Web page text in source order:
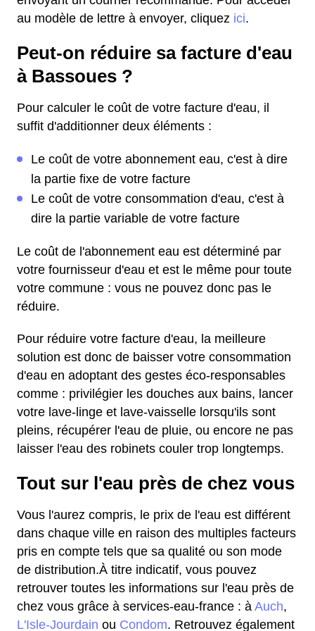
au modèle de lettre à envoyer, cliquez ici.
Peut-on réduire sa facture d'eau
à Bassoues ?
Pour calculer le coût de votre facture d'eau, il
suffit d'additionner deux éléments :
Le coût de votre abonnement eau, c'est à dire
la partie fixe de votre facture
Le coût de votre consommation d'eau, c'est à
dire la partie variable de votre facture
Le coût de l'abonnement eau est déterminé par
votre fournisseur d'eau et est le même pour toute
votre commune : vous ne pouvez donc pas le
réduire.
Pour réduire votre facture d'eau, la meilleure
solution est donc de baisser votre consommation
d'eau en adoptant des gestes éco-responsables
comme : privilégier les douches aux bains, lancer
votre lave-linge et lave-vaisselle lorsqu'ils sont
pleins, récupérer l'eau de pluie, ou encore ne pas
laisser l'eau des robinets couler trop longtemps.
Tout sur l'eau près de chez vous
Vous l'aurez compris, le prix de l'eau est différent
dans chaque ville en raison des multiples facteurs
pris en compte tels que sa qualité ou son mode
de distribution.À titre indicatif, vous pouvez
retrouver toutes les informations sur l'eau près de
chez vous grâce à services-eau-france : à Auch,
L'Isle-Jourdain ou Condom. Retrouvez également